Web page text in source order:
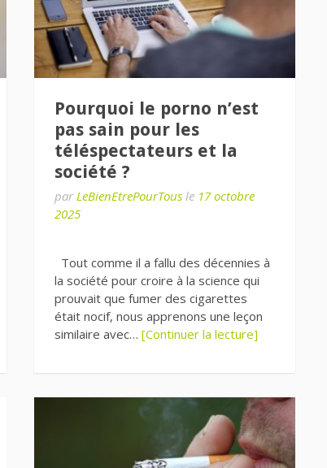
Pourquoi le porno n’est
pas sain pour les
téléspectateurs et la
société ?
par LeBienEtrePourTousle 17 octobre
2025
Tout comme il a fallu des décennies à
la société pour croire à la science qui
prouvait que fumer des cigarettes
était nocif, nous apprenons une leçon
similaire avec… [Continuer la lecture]